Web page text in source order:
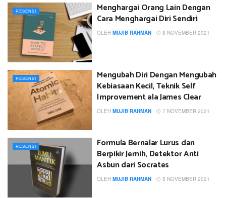
RESENSI
Menghargai Orang Lain Dengan
Cara Menghargai Diri Sendiri
OLEH MUJIB RAHMAN 8 NOVEMBER 2021
RESENSI
Mengubah Diri Dengan Mengubah
Kebiasaan Kecil, Teknik Self
Improvement ala James Clear
OLEH MUJIB RAHMAN 7 NOVEMBER 2021
RESENSI
Formula Bernalar Lurus dan
Berpikir Jernih, Detektor Anti
Asbun dari Socrates
OLEH MUJIB RAHMAN 5 NOVEMBER 2021